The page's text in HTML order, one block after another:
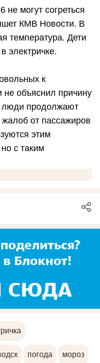
не могут согреться
КМВ Новости. В
температура. Дети
электричке.
к
не объяснил причину
люди продолжают
от пассажиров
этим
с таким
погода мороз